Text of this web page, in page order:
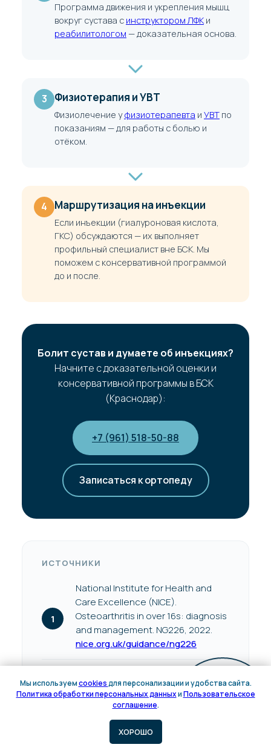
Программа движения и укрепления мышц
вокруг сустава с инструктором ЛФК и
реабилитологом — доказательная основа.
3 Физиотерапия и УВТ
Физиолечение уфизиотерапевта и УВТ по
показаниям — для работы с болью и
отёком.
4 Маршрутизация на инъекции
Если инъекции (гиалуроновая кислота,
ГКС) обсуждаются — их выполняет
профильный специалист вне БСК. Мы
поможем с консервативной программой
до и после.
Болит сустав и думаете об инъекциях?
Начните с доказательной оценки и
консервативной программы в БСК
(Краснодар):
+7 (961) 518-50-88
Записаться к ортопеду
ИСТОЧНИКИ
National Institute for Health and
Care Excellence (NICE).
Osteoarthritis in over 16s: diagnosis
and management. NG226, 2022.
nice.org.uk/guidance/ng226
Surgeons (AAOS). Management of
Osteoarthritis of the Knee (Non-
Arthroplasty). Evidence-Based
Clinical Practice Guideline (3rd ed.),
aaos.org/oak3cpg
Мы используемcookiesдля персонализации и удобства сайта.
Политика обработки персональных данныхиПользовательское
соглашение.
ХОРОШО
Онлайн